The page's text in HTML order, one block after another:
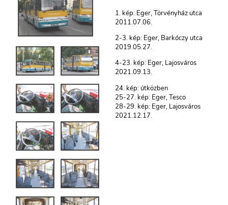
1. kép: Eger, Törvényház utca
2011.07.06.
2-3. kép: Eger, Barkóczy utca
2019.05.27.
4-23. kép: Eger, Lajosváros
2021.09.13.
24. kép: útközben
25-27. kép: Eger, Tesco
28-29. kép: Eger, Lajosváros
2021.12.17.